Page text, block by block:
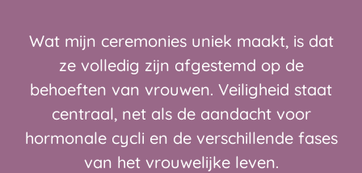
Wat mijn ceremonies uniek maakt, is dat
ze volledig zijn afgestemd op de
behoeften van vrouwen. Veiligheid staat
centraal, net als de aandacht voor
hormonale cycli en de verschillende fases
van het vrouwelijke leven.